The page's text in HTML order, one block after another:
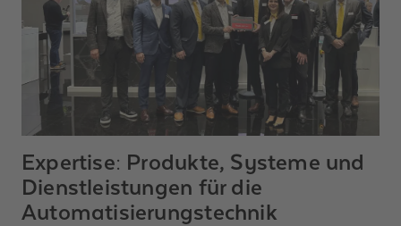
Expertise: Produkte, Systeme und
Dienstleistungen für die
Automatisierungstechnik